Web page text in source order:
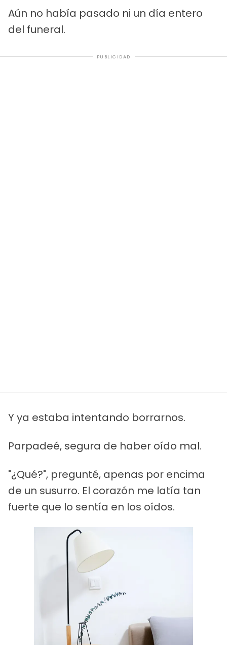
Aún no había pasado ni un día entero
del funeral.
PUBLICIDAD
Y ya estaba intentando borrarnos.
Parpadeé, segura de haber oído mal.
"¿Qué?", pregunté, apenas por encima
de un susurro. El corazón me latía tan
fuerte que lo sentía en los oídos.